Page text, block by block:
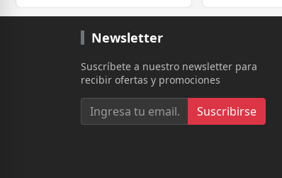
Newsletter
Suscríbete a nuestro newsletter para
recibir ofertas y promociones
Suscribirse